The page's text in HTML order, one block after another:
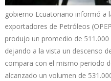
gobierno Ecuatoriano informó a
exportadores de Petróleos
produjo un promedio de
dejando a la vista un descenso
compara con el mismo periodo
alcanzado un volumen de